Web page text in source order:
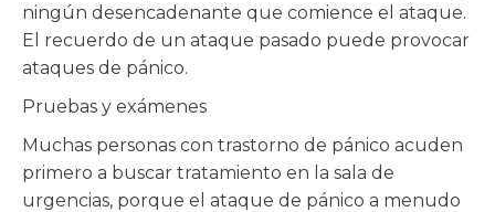
ningún desencadenante que comience el ataque.
El recuerdo de un ataque pasado puede provocar
ataques de pánico.
Pruebas y exámenes
Muchas personas con trastorno de pánico acuden
primero a buscar tratamiento en la sala de
urgencias, porque el ataque de pánico a menudo